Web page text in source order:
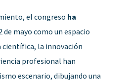
el congreso ha
de mayo como un espacio
científica, la innovación
profesional han
escenario, dibujando una